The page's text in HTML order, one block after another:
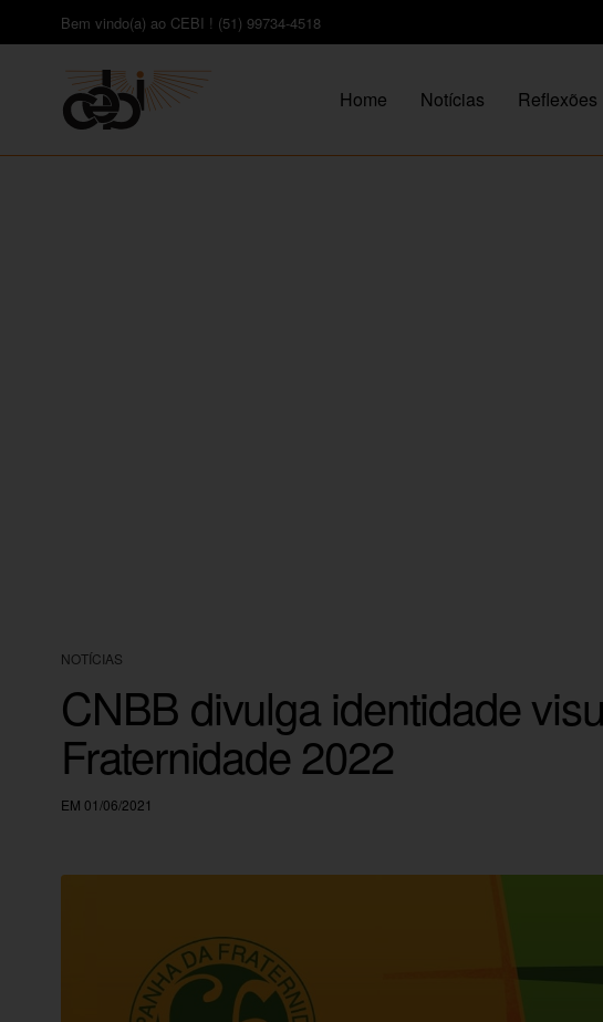
Bem vindo(a) ao CEBI ! (51) 99734-4518
Home Notícias Reflexões
NOTÍCIAS
CNBB divulga identidade
Fraternidade 2022
EM 01/06/2021